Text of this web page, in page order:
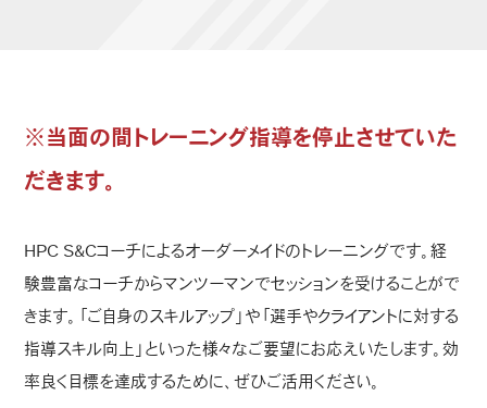
※当面の間トレーニング指導を停止させていた
だきます。
HPC S&Cコーチによるオーダーメイドのトレーニングです。経
験豊富なコーチからマンツーマンでセッションを受けることがで
きます。「ご自身のスキルアップ」や「選手やクライアントに対する
指導スキル向上」といった様々なご要望にお応えいたします。効
率良く目標を達成するために、ぜひご活用ください。